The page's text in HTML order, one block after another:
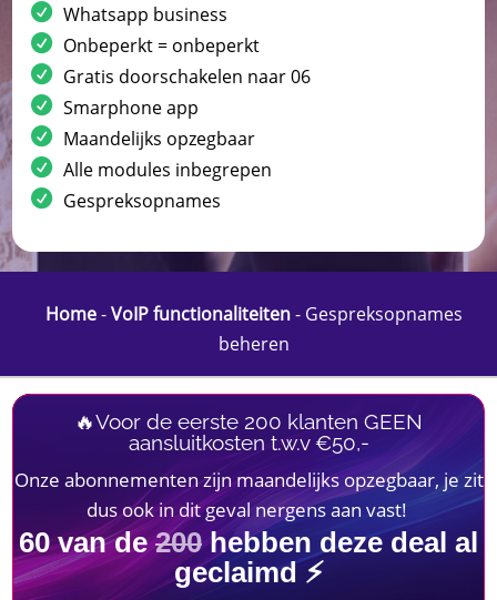
Whatsapp business
Onbeperkt = onbeperkt
Gratis doorschakelen naar 06
Smarphone app
Maandelijks opzegbaar
Alle modules inbegrepen
Gespreksopnames
Home-VoIP functionaliteiten- Gespreksopnames
beheren
🔥Voor de eerste 200 klanten GEEN
aansluitkosten t.w.v €50,-
Onze abonnementen zijn maandelijks opzegbaar, je zit
dus ook in dit geval nergens aan vast!
60van de200hebben deze deal al
geclaimd ⚡